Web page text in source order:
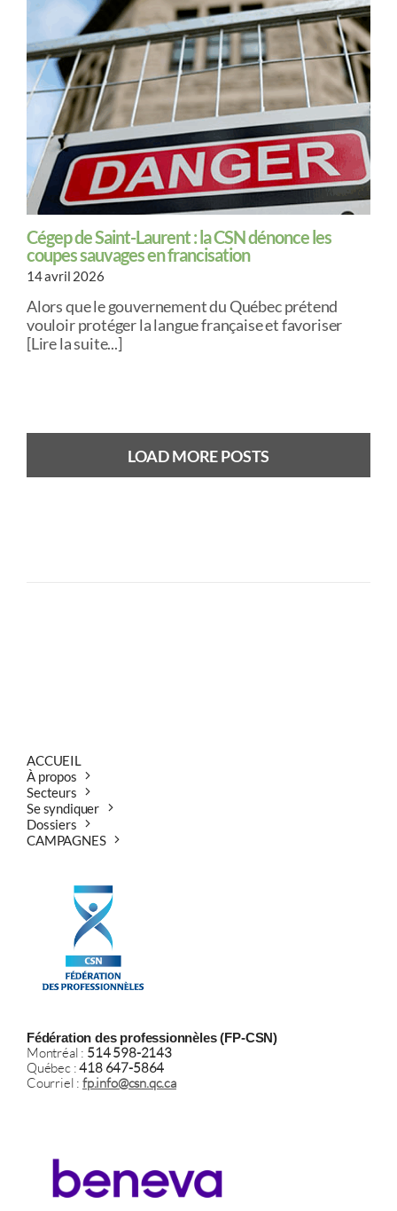
Cégep de Saint-Laurent : la CSN dénonce les
coupes sauvages en francisation
14 avril 2026
Alors que le gouvernement du Québec prétend
vouloir protéger la langue française et favoriser
[Lire la suite...]
LOAD MORE POSTS
ACCUEIL
À propos
Secteurs
Se syndiquer
Dossiers
CAMPAGNES
Fédération des professionnèles (FP-CSN)
Montréal : 514 598-2143
Québec :418 647-5864
Courriel :fp.info@csn.qc.ca